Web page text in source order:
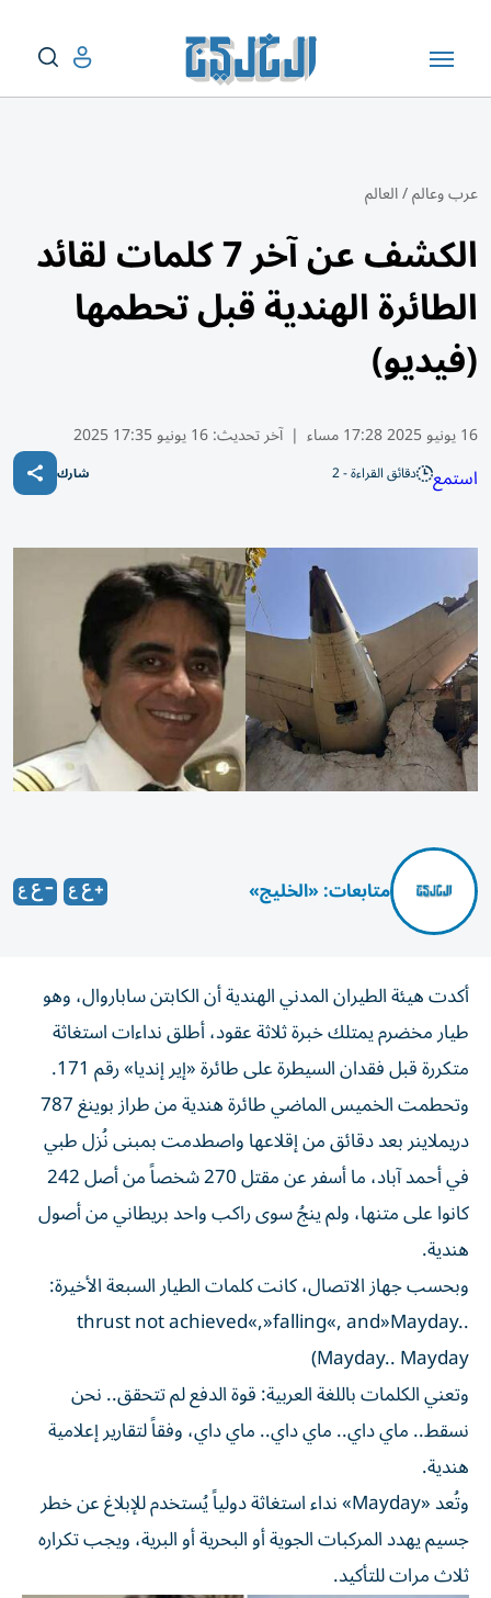
عرب وعالم/العالم
الكشف عن آخر 7 كلمات لقائد
الطائرة الهندية قبل تحطمها
(فيديو)
16 يونيو 2025 17:28 مساء | آخر تحديث:16 يونيو 17:35 2025
استمع دقائق القراءة - 2 شارك
متابعات: «الخليج»
أكدت هيئة الطيران المدني الهندية أن الكابتن ساباروال، وهو
طيار مخضرم يمتلك خبرة ثلاثة عقود، أطلق نداءات استغاثة
متكررة قبل فقدان السيطرة على طائرة «إير إنديا» رقم 171.
وتحطمت الخميس الماضي طائرة هندية من طراز بوينغ 787
دريملاينر بعد دقائق من إقلاعها واصطدمت بمبنى نُزل طبي
في أحمد آباد، ما أسفر عن مقتل 270 شخصاً من أصل 242
كانوا على متنها، ولم ينجُ سوى راكب واحد بريطاني من أصول
هندية.
وبحسب جهاز الاتصال، كانت كلمات الطيار السبعة الأخيرة:
thrust not achieved«,»falling«, and»Mayday..
Mayday.. Mayday)
وتعني الكلمات باللغة العربية: قوة الدفع لم تتحقق.. نحن
نسقط.. ماي داي.. ماي داي.. ماي داي، وفقاً لتقارير إعلامية
هندية.
وتُعد «Mayday» نداء استغاثة دولياً يُستخدم للإبلاغ عن خطر
جسيم يهدد المركبات الجوية أو البحرية أو البرية، ويجب تكراره
ثلاث مرات للتأكيد.